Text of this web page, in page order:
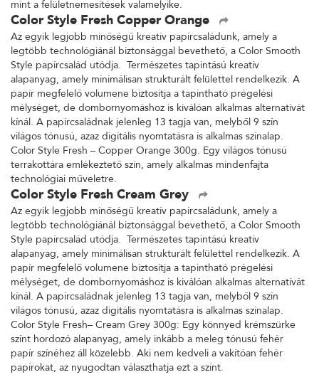
mint a felületnemesítések valamelyike.
Color Style Fresh Copper Orange
Az egyik legjobb minőségű kreatív papírcsaládunk, amely a
legtöbb technológiánál biztonsággal bevethető, a Color Smooth
Style papírcsalád utódja. Természetes tapintású kreatív
alapanyag, amely minimálisan strukturált felülettel rendelkezik. A
papír megfelelő volumene biztosítja a tapintható prégelési
mélységet, de dombornyomáshoz is kiválóan alkalmas alternatívát
kínál. A papírcsaládnak jelenleg 13 tagja van, melyből 9 szín
világos tónusú, azaz digitális nyomtatásra is alkalmas színalap.
Color Style Fresh – Copper Orange 300g. Egy világos tónusú
terrakottára emlékeztető szín, amely alkalmas mindenfajta
technológiai műveletre.
Color Style Fresh Cream Grey
Az egyik legjobb minőségű kreatív papírcsaládunk, amely a
legtöbb technológiánál biztonsággal bevethető, a Color Smooth
Style papírcsalád utódja. Természetes tapintású kreatív
alapanyag, amely minimálisan strukturált felülettel rendelkezik. A
papír megfelelő volumene biztosítja a tapintható prégelési
mélységet, de dombornyomáshoz is kiválóan alkalmas alternatívát
kínál. A papírcsaládnak jelenleg 13 tagja van, melyből 9 szín
világos tónusú, azaz digitális nyomtatásra is alkalmas színalap.
Color Style Fresh– Cream Grey 300g: Egy könnyed krémszürke
színt hordozó alapanyag, amely inkább a meleg tónusú fehér
papír színéhez áll közelebb. Aki nem kedveli a vakítóan fehér
papírokat, az nyugodtan választhatja ezt a színt.